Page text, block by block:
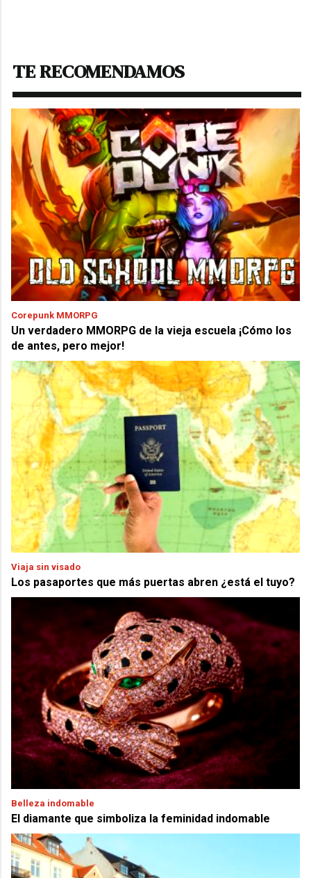
TE RECOMENDAMOS
Corepunk MMORPG
Un verdadero MMORPG de la vieja escuela ¡Cómo los
de antes, pero mejor!
Viaja sin visado
Los pasaportes que más puertas abren ¿está el tuyo?
Belleza indomable
El diamante que simboliza la feminidad indomable